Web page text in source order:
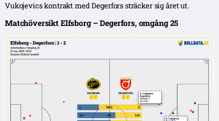
Vukojevics kontrakt med Degerfors sträcker sig året ut.
Matchöversikt Elfsborg – Degerfors, omgång 25